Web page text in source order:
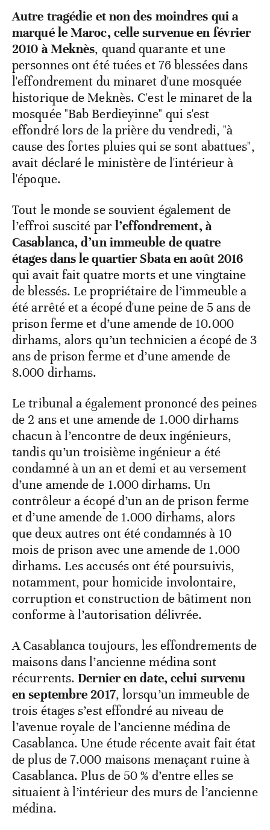
Autre tragédie et non des moindres qui a
marqué le Maroc, celle survenue en février
2010 à Meknès, quand quarante et une
personnes ont été tuées et 76 blessées dans
l'effondrement du minaret d'une mosquée
historique de Meknès. C'est le minaret de la
mosquée "Bab Berdieyinne" qui s'est
effondré lors de la prière du vendredi, "à
cause des fortes pluies qui se sont abattues",
avait déclaré le ministère de l'intérieur à
l'époque.
Tout le monde se souvient également de
l’effroi suscité parl’effondrement, à
Casablanca, d’un immeuble de quatre
étages dans le quartier Sbata en août 2016
qui avait fait quatre morts et une vingtaine
de blessés. Le propriétaire de l’immeuble a
été arrêté et a écopé d'une peine de 5 ans de
prison ferme et d’une amende de 10.000
dirhams, alors qu’un technicien a écopé de 3
ans de prison ferme et d’une amende de
8.000 dirhams.
Le tribunal a également prononcé des peines
de 2 ans et une amende de 1.000 dirhams
chacun à l’encontre de deux ingénieurs,
tandis qu’un troisième ingénieur a été
condamné à un an et demi et au versement
d’une amende de 1.000 dirhams. Un
contrôleur a écopé d’un an de prison ferme
et d’une amende de 1.000 dirhams, alors
que deux autres ont été condamnés à 10
mois de prison avec une amende de 1.000
dirhams. Les accusés ont été poursuivis,
notamment, pour homicide involontaire,
corruption et construction de bâtiment non
conforme à l’autorisation délivrée.
A Casablanca toujours, les effondrements de
maisons dans l’ancienne médina sont
récurrents.Dernier en date, celui survenu
en septembre 2017, lorsqu’un immeuble de
trois étages s’est effondré au niveau de
l’avenue royale de l’ancienne médina de
Casablanca. Une étude récente avait fait état
de plus de 7.000 maisons menaçant ruine à
Casablanca. Plus de 50 % d’entre elles se
situaient à l’intérieur des murs de l’ancienne
médina.